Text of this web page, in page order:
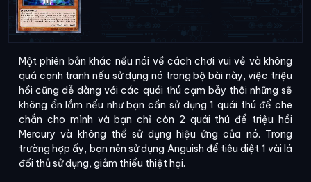
Một phiên bản khác nếu nói về cách chơi vui vẻ và không
quá cạnh tranh nếu sử dụng nó trong bộ bài này, việc triệu
hồi cũng dễ dàng với các quái thú cạm bẫy thôi những sẽ
không ổn lắm nếu như bạn cần sử dụng 1 quái thú để che
chắn cho mình và bạn chỉ còn 2 quái thú để triệu hồi
Mercury và không thể sử dụng hiệu ứng của nó. Trong
trường hợp ấy, bạn nên sử dụng Anguish để tiêu diệt 1 vài lá
đối thủ sử dụng, giảm thiểu thiệt hại.